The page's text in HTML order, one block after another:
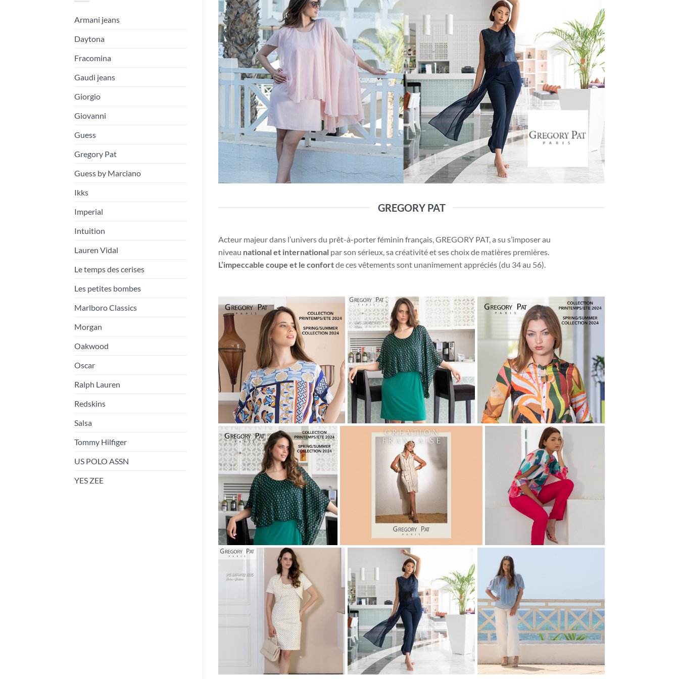
Armani jeans
Daytona
Fracomina
Gaudi jeans
Giorgio
Giovanni
Guess
Gregory Pat
Guess by Marciano
Ikks
Imperial
Intuition
Lauren Vidal
Le temps des cerises
Les petites bombes
Marlboro Classics
Morgan
Oakwood
Oscar
Ralph Lauren
Redskins
Salsa
Tommy Hilfiger
US POLO ASSN
YES ZEE
GREGORY PAT
Acteur majeur dans l’univers du prêt-à-porter féminin français, GREGORY PAT, a su s’imposer au
niveau national et international par son sérieux, sa créativité et ses choix de matières premières.
L’impeccable coupe et le confortde ces vêtements sont unanimement appréciés (du 34 au 56).